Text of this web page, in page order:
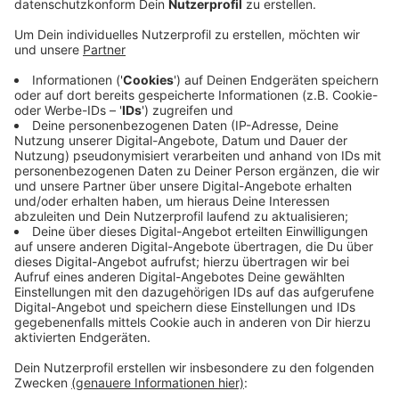
Dutzend Frauen mit und ohne
Migrationshintergrund hat das Internationale
Frauencafé 2015 gegründet. Die Frauen treffen
Holschentor, tauschen sich aus, feiern Feste und
helfen sich untereinander. Sie haben auch eine
eigene Kinderbetreuung eingerichtet.
Der Anneke-Preis ist mit 500 Euro dotiert und
wurde jetzt zum fünften Mal verliehen. Mathilde
Franziska Anneke wurde 1817 in Sprockhövel
geboren. Sie war eine deutsche Schriftstellerin
und Journalistin und spielte eine führende Rolle in
der US-amerikanischen Frauenbewegung.
Veröffentlicht:Sonntag, 08.12.2019 13:00